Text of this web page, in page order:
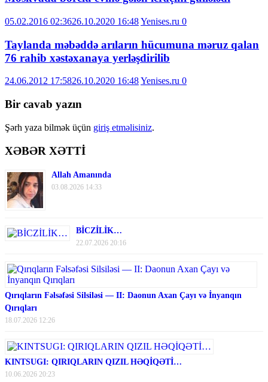
05.02.2016 02:3626.10.2020 16:48Yenises.ru 0
Taylanda məbəddə arıların hücumuna məruz qalan
76 rahib xəstəxanaya yerləşdirilib
24.06.2012 17:5826.10.2020 16:48Yenises.ru 0
Bir cavab yazın
Şərh yaza bilmək üçün giriş etməlisiniz.
XƏBƏR XƏTTİ
Allah Amanında
03.08.2026 14:33
BİCZİLİK…
22.07.2026 20:16
Qırıqların Fəlsəfəsi Silsiləsi — II: Daonun Axan Çayı və İnyanqın
Qırıqları
18.07.2026 12:26
KINTSUGI: QIRIQLARIN QIZIL HƏQİQƏTİ…
10.06.2026 20:23